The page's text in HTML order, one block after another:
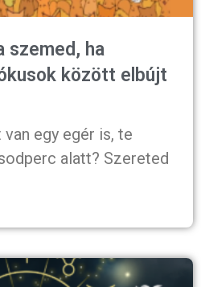
szemed, ha
között elbújt
egy egér is, te
alatt? Szereted